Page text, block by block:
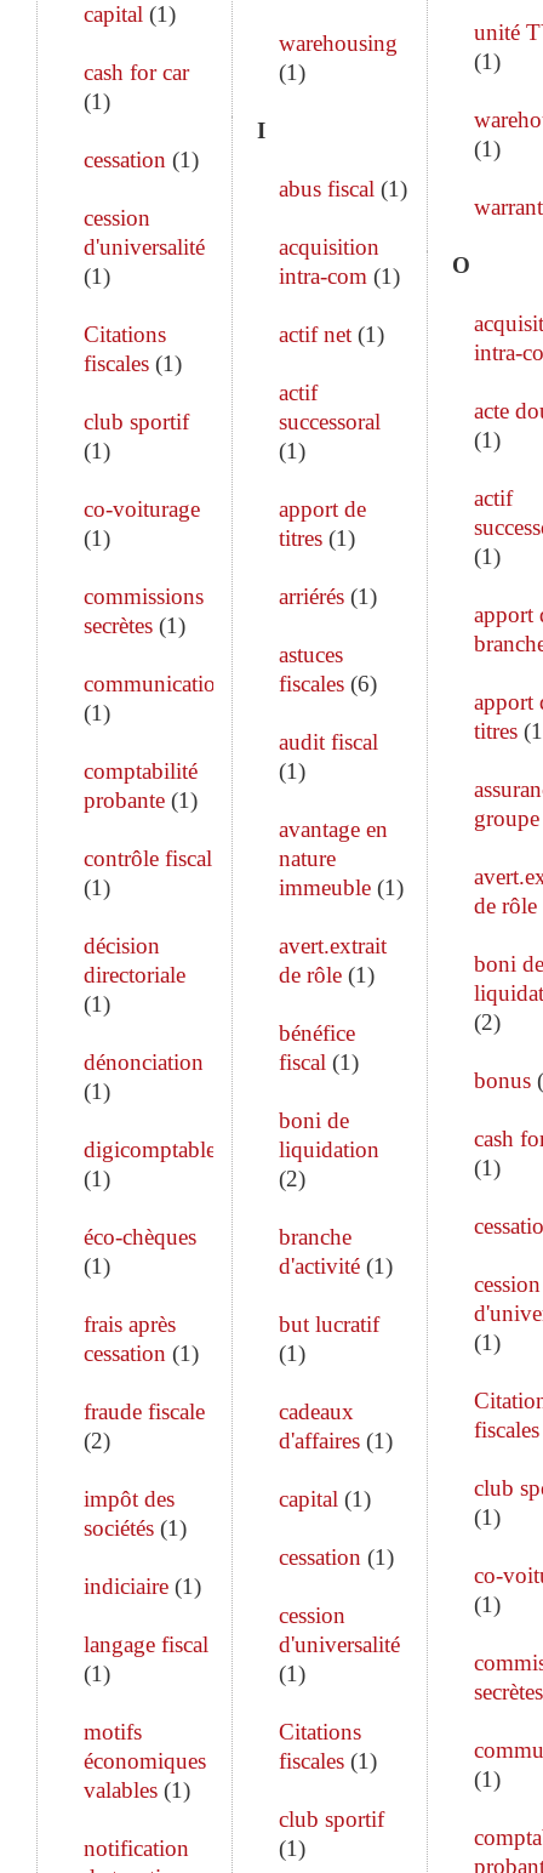
capital (1)
cash for car
(1)
cessation (1)
cession
d'universalité
(1)
Citations
fiscales (1)
club sportif
(1)
co-voiturage
(1)
commissions
secrètes (1)
communication
(1)
comptabilité
probante (1)
contrôle fiscal
(1)
décision
directoriale
(1)
dénonciation
(1)
digicomptable
(1)
éco-chèques
(1)
frais après
cessation (1)
fraude fiscale
(2)
impôt des
sociétés (1)
indiciaire (1)
langage fiscal
(1)
motifs
économiques
valables (1)
notification
warehousing
(1)
I
abus fiscal (1)
acquisition
intra-com (1)
actif net(1)
actif
successoral
(1)
apport de
titres(1)
arriérés(1)
astuces
fiscales(6)
audit fiscal
(1)
avantage en
nature
immeuble(1)
avert.extrait
de rôle(1)
bénéfice
fiscal (1)
boni de
liquidation
(2)
branche
d'activité(1)
but lucratif
(1)
cadeaux
d'affaires(1)
capital (1)
cessation (1)
cession
d'universalité
(1)
Citations
fiscales(1)
club sportif
(1)
unité
(1)
(1)
warrant
O
intra-
acte
(1)
actif
(1)
apport
apport
titres(1
groupe
de rôle
boni de
(2)
bonus(
cash
(1)
cession
(1)
fiscales
club
(1)
co-
(1)
secrètes
(1)